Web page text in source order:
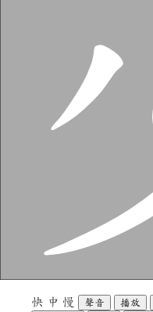
快 中 慢 聲音 播放